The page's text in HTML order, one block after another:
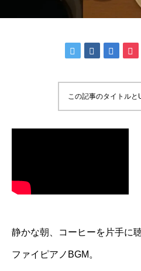
この記事のタイトルと
静かな朝、コーヒーを片手に
ファイピアノBGM。